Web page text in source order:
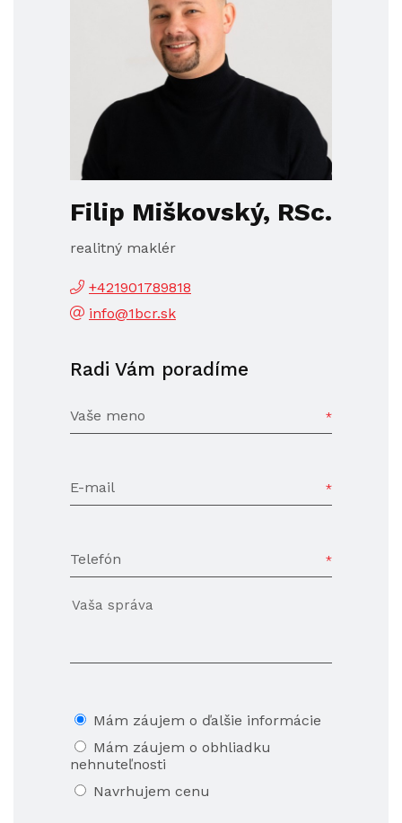
Filip Miškovský, RSc.
realitný maklér
+421901789818
info@1bcr.sk
Radi Vám poradíme
Vaše meno
E-mail
Telefón
Mám záujem o ďalšie informácie
Mám záujem o obhliadku
nehnuteľnosti
Navrhujem cenu